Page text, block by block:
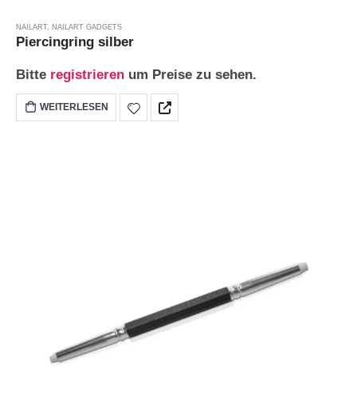
NAILART, NAILART GADGETS
Piercingring silber
Bitte registrieren um Preise zu sehen.
WEITERLESEN